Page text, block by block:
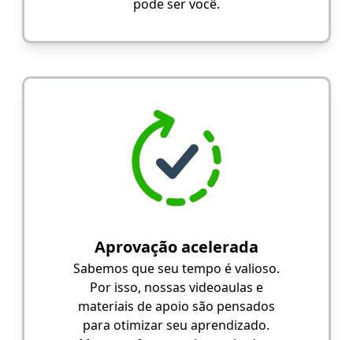
pode ser você.
Aprovação acelerada
Sabemos que seu tempo é valioso.
Por isso, nossas videoaulas e
materiais de apoio são pensados
para otimizar seu aprendizado.